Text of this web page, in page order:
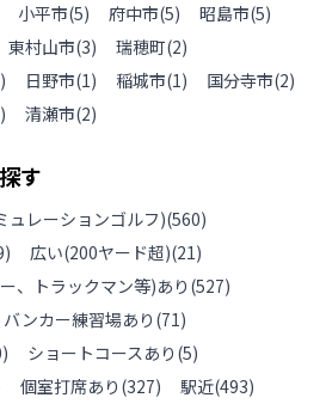
小平市(5) 府中市(5) 昭島市(5)
東村山市(3) 瑞穂町(2)
) 日野市(1) 稲城市(1) 国分寺市(2)
) 清瀬市(2)
す
ュレーションゴルフ)(560)
) 広い(200ヤード超)(21)
、トラックマン等)あり (527)
バンカー練習場あり (71)
) ショートコースあり (5)
個室打席あり (327) 駅近(493)